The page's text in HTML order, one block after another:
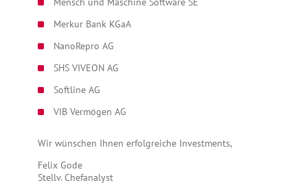
Merkur Bank KGaA
NanoRepro AG
SHS VIVEON AG
Softline AG
VIB Vermögen AG
Wir wünschen Ihnen erfolgreiche Investments,
Felix Gode
Stellv. Chefanalyst